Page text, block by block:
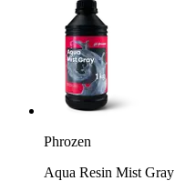
Phrozen
Aqua Resin Mist Gray